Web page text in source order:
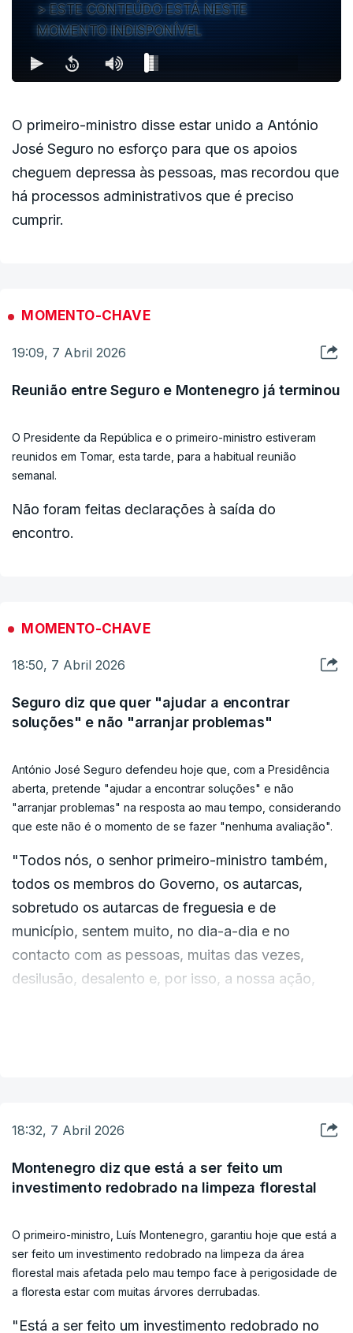
ESTE CONTEÚDO ESTÁ NESTE
MOMENTO INDISPONÍVEL
O primeiro-ministro disse estar unido a António
José Seguro no esforço para que os apoios
cheguem depressa às pessoas, mas recordou que
há processos administrativos que é preciso
cumprir.
MOMENTO-CHAVE
19:09, 7 Abril 2026
Reunião entre Seguro e Montenegro já terminou
O Presidente da República e o primeiro-ministro estiveram
reunidos em Tomar, esta tarde, para a habitual reunião
semanal.
Não foram feitas declarações à saída do
encontro.
MOMENTO-CHAVE
18:50, 7 Abril 2026
Seguro diz que quer "ajudar a encontrar
soluções" e não "arranjar problemas"
António José Seguro defendeu hoje que, com a Presidência
aberta, pretende "ajudar a encontrar soluções" e não
"arranjar problemas" na resposta ao mau tempo, considerando
que este não é o momento de se fazer "nenhuma avaliação".
"Todos nós, o senhor primeiro-ministro também,
todos os membros do Governo, os autarcas,
sobretudo os autarcas de freguesia e de
município, sentem muito, no dia-a-dia e no
contacto com as pessoas, muitas das vezes,
desilusão, desalento e, por isso, a nossa ação,
Discursando depois do primeiro-ministro, Luís
primeira Presidência aberta, na região Centro, é
"ajudar a minorar as dificuldades das pessoas e
centrada nas soluções dos seus problemas".
18:32, 7 Abril 2026
Montenegro diz que está a ser feito um
investimento redobrado na limpeza florestal
O primeiro-ministro, Luís Montenegro, garantiu hoje que está a
ser feito um investimento redobrado na limpeza da área
florestal mais afetada pelo mau tempo face à perigosidade de
a floresta estar com muitas árvores derrubadas.
"Está a ser feito um investimento redobrado no